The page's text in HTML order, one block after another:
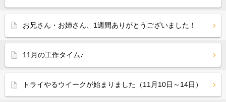
お兄さん・お姉さん、1週間ありがとうございました！
11月の工作タイム♪
トライやるウイークが始まりました（11月10日～14日）